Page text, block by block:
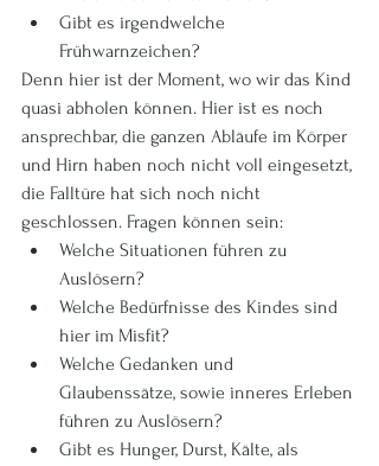
Gibt es irgendwelche
Frühwarnzeichen?
Denn hier ist der Moment, wo wir das Kind
quasi abholen können. Hier ist es noch
ansprechbar, die ganzen Abläufe im Körper
und Hirn haben noch nicht voll eingesetzt,
die Falltüre hat sich noch nicht
geschlossen. Fragen können sein:
Welche Situationen führen zu
Auslösern?
Welche Bedürfnisse des Kindes sind
hier im Misfit?
Welche Gedanken und
Glaubenssätze, sowie inneres Erleben
führen zu Auslösern?
Gibt es Hunger, Durst, Kälte, als